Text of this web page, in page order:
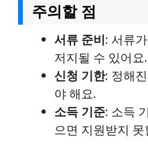
주의할 점
서류 준비: 서류
저지될 수 있어요.
신청 기한: 정해
야 해요.
소득 기준: 소득
으면 지원받지